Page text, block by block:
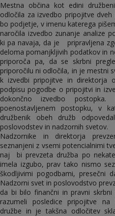
Mestna občina kot edini
odločila za izvedbo pripojitve
bo podjetje, v imenu katerega
naročila izvedbo zunanje analize
ki pa navaja, da je pripravljena
deloma pomanjkljivih podatkov in
priporoča pa, da se skrbni
priporočilu ni odločila, in je mestni
k izvedbi pripojitve in direktorja
podpisu pogodbe o pripojitvi in
dokončno izvedbo
poenostavljenem postopku, v
družbenik obeh družb
poslovodstev in nadzornih svetov.
Nadzornike in direktorja
seznanjeni z vsemi potencialnimi
naj bi prevzeta družba po
imela izgubo, prav tako nismo
škodljivimi pogodbami, presečni
Nadzorni svet in poslovodstvo
da bi bilo finančni in pravni
razumeli posledice pripojitve na
družbe in je takšna odločitev